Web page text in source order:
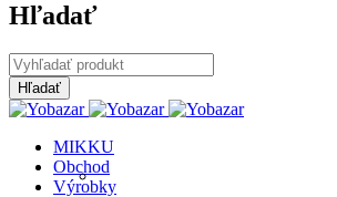
Hľadať
MIKKU
Obchod
Výrobky